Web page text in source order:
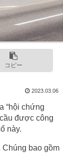
コピー
2023.03.06
“hội chứng
được công
này.
Chúng bao gồm